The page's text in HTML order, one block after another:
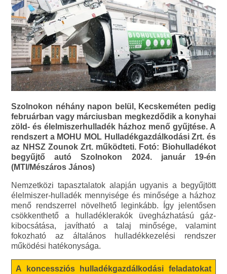
Szolnokon néhány napon belül, Kecskeméten pedig
februárban vagy márciusban megkezdődik a konyhai
zöld- és élelmiszerhulladék házhoz menő gyűjtése. A
rendszert a MOHU MOL Hulladékgazdálkodási Zrt. és
az NHSZ Zounok Zrt. működteti. Fotó: Biohulladékot
begyűjtő autó Szolnokon 2024. január 19-én
(MTI/Mészáros János)
Nemzetközi tapasztalatok alapján ugyanis a begyűjtött
élelmiszer-hulladék mennyisége és minősége a házhoz
menő rendszerrel növelhető leginkább. Így jelentősen
csökkenthető a hulladéklerakók üvegházhatású gáz-
kibocsátása, javítható a talaj minősége, valamint
fokozható az általános hulladékkezelési rendszer
működési hatékonysága.
A koncessziós hulladékgazdálkodási feladatokat